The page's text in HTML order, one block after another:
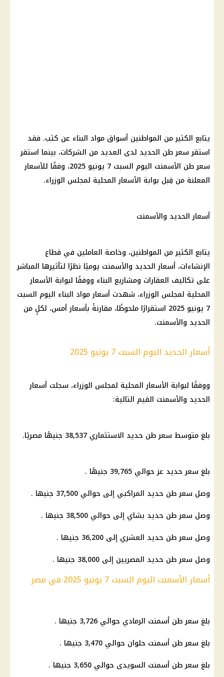
يتابع الكثير من المواطنين أسواق مواد البناء عن كثب. فقد
استقر سعر طن الحديد لدى العديد من الشركات، بينما استقر
سعر طن الأسمنت اليوم السبت 7 يونيو 2025، وفقًا للأسعار
المعلنة من قِبل بوابة الأسعار المحلية لمجلس الوزراء.
أسعار الحديد والأسمنت
يتابع الكثير من المواطنين، وخاصة العاملين في قطاع
الإنشاءات، أسعار الحديد والأسمنت يوميًا نظرًا لتأثيرها المباشر
على تكاليف العقارات ومشاريع البناء ووفقًا لبوابة الأسعار
المحلية لمجلس الوزراء، شهدت أسعار مواد البناء اليوم السبت
7 يونيو 2025 استقرارًا ملحوظًا، مقارنةً بأسعار أمس، لكلٍ من
الحديد والأسمنت.
أسعار الحديد اليوم السبت 7 يونيو 2025
ووفقًا لبوابة الأسعار المحلية لمجلس الوزراء، سجلت أسعار
الحديد والأسمنت القيم التالية:
بلغ متوسط ​​سعر طن حديد الاستثماري 38,537 جنيهًا مصريًا.
بلغ سعر حديد عز حوالي 39,765 جنيهًا .
وصل سعر طن حديد المراكبي إلى حوالي 37,500 جنيها .
وصل سعر طن حديد بشاي إلى حوالي 38,500 جنيها .
وصل سعر طن حديد العشري إلى 36,200 جنيها .
وصل سعر طن حديد المصريين إلى 38,000 جنيها .
أسعار الأسمنت اليوم السبت 7 يونيو 2025 في مصر
بلغ سعر طن أسمنت الرمادي حوالي 3,726 جنيها .
بلغ سعر طن أسمنت حلوان حوالي 3,470 جنيها .
بلغ سعر طن أسمنت السويدى حوالي 3,650 جنيها .